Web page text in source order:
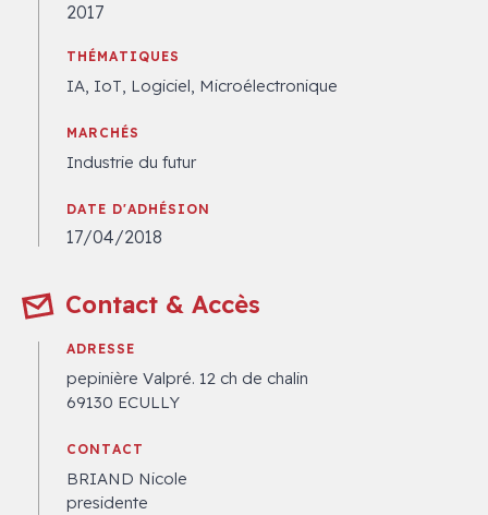
2017
THÉMATIQUES
IA, IoT, Logiciel, Microélectronique
MARCHÉS
Industrie du futur
DATE D'ADHÉSION
17/04/2018
Contact & Accès
ADRESSE
pepinière Valpré. 12 ch de chalin
69130 ECULLY
CONTACT
BRIAND Nicole
presidente